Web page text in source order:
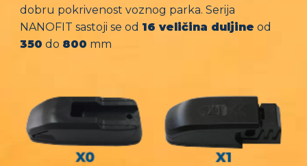
dobru pokrivenost voznog parka. Serija
NANOFIT sastoji se od 16 veličina duljine od
350 do 800 mm